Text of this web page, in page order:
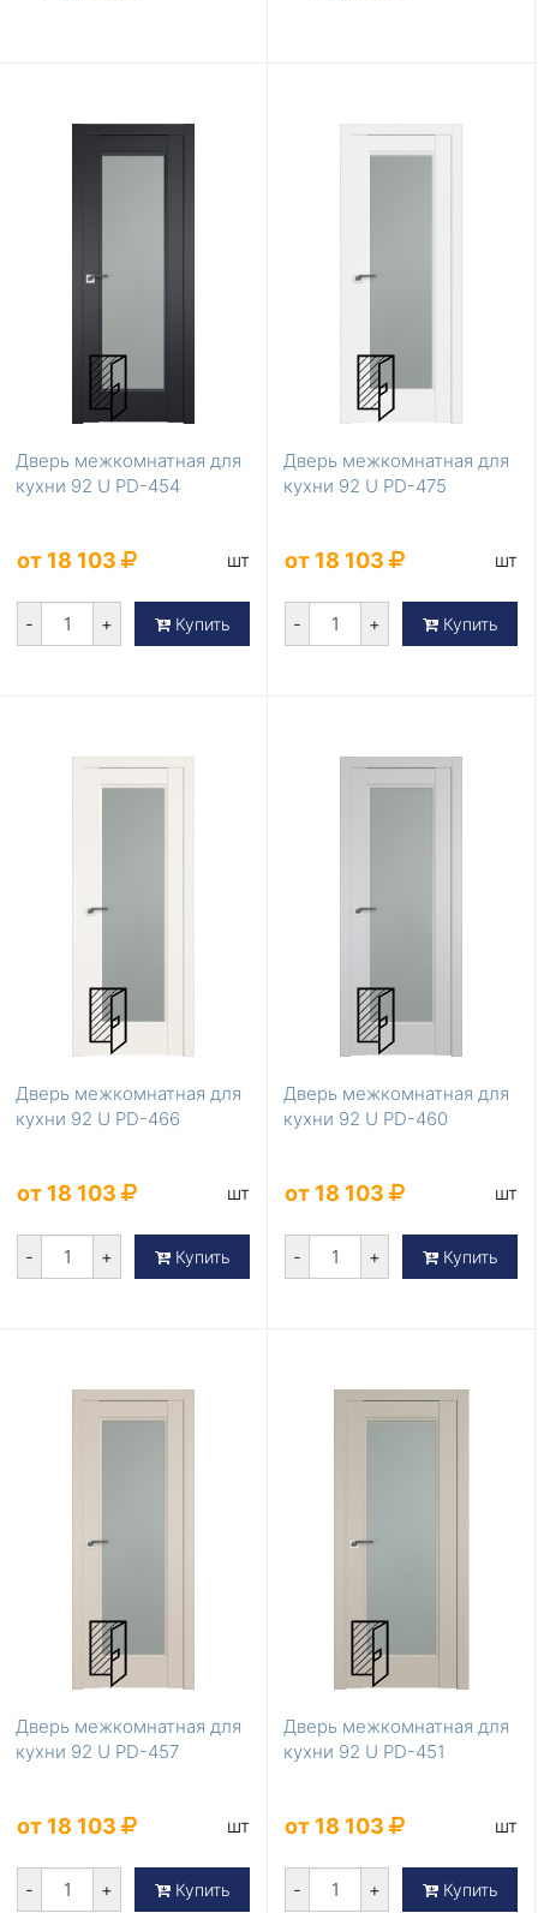
Дверь межкомнатная для
кухни 92 U PD-454
от 18 103 шт
- + Купить
Дверь межкомнатная для
кухни 92 U PD-475
от 18 103 шт
- + Купить
Дверь межкомнатная для
кухни 92 U PD-466
от 18 103 шт
- + Купить
Дверь межкомнатная для
кухни 92 U PD-460
от 18 103 шт
- + Купить
Дверь межкомнатная для
кухни 92 U PD-457
от 18 103 шт
- + Купить
Дверь межкомнатная для
кухни 92 U PD-451
от 18 103 шт
- + Купить